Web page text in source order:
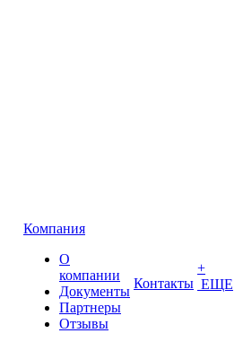
Компания
О
компании
Документы
Партнеры
Отзывы
Контакты
+
ЕЩЕ